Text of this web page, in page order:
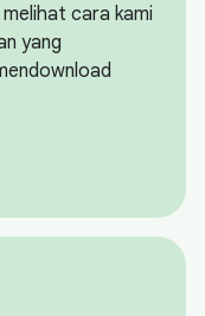
cara kami
yang